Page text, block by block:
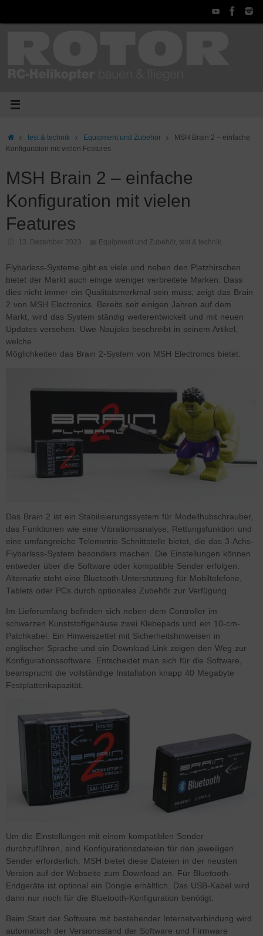
Starttest & technik Equipment und Zubehör
MSH Brain 2 – einfache
Konfiguration mit vielen Features
MSH Brain 2 – einfache
Konfiguration mit vielen
Features
13. Dezember 2023 Equipment und Zubehör, test & technik
Flybarless-Systeme gibt es viele und neben den Platzhirschen
bietet der Markt auch einige weniger verbreitete Marken. Dass
dies nicht immer ein Qualitätsmerkmal sein muss, zeigt das Brain
2 von MSH Electronics. Bereits seit einigen Jahren auf dem
Markt, wird das System ständig weiterentwickelt und mit neuen
Updates versehen. Uwe Naujoks beschreibt in seinem Artikel,
welche
Möglichkeiten das Brain 2-System von MSH Electronics bietet.
Das Brain 2 ist ein Stabilisierungssystem für Modellhubschrauber,
das Funktionen wie eine Vibrationsanalyse, Rettungsfunktion und
eine umfangreiche Telemetrie-Schnittstelle bietet, die das 3-Achs-
Flybarless-System besonders machen. Die Einstellungen können
entweder über die Software oder kompatible Sender erfolgen.
Alternativ steht eine Bluetooth-Unterstützung für Mobiltelefone,
Tablets oder PCs durch optionales Zubehör zur Verfügung.
Im Lieferumfang befinden sich neben dem Controller im
schwarzen Kunststoffgehäuse zwei Klebepads und ein 10-cm-
Patchkabel. Ein Hinweiszettel mit Sicherheitshinweisen in
englischer Sprache und ein Download-Link zeigen den Weg zur
Konfigurationssoftware. Entscheidet man sich für die Software,
beansprucht die vollständige Installation knapp 40 Megabyte
Festplattenkapazität.
Um die Einstellungen mit einem kompatiblen Sender
durchzuführen, sind Konfigurationsdateien für den jeweiligen
Sender erforderlich. MSH bietet diese Dateien in der neusten
Version auf der Webseite zum Download an. Für Bluetooth-
Endgeräte ist optional ein Dongle erhältlich. Das USB-Kabel wird
dann nur noch für die Bluetooth-Konfiguration benötigt.
Beim Start der Software mit bestehender Internetverbindung wird
automatisch der Versionsstand der Software und Firmware